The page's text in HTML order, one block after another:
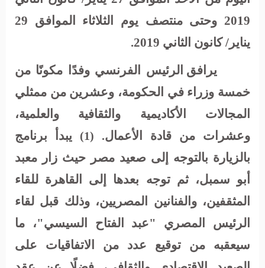
2019 وحتى منتصف يوم الثلاثاء الموافق 29
يناير/ كانون الثاني 2019.
يرافق الرئيس الفرنسي وفدًا مكونًا من
خمسة وزراء في الحكومة، وعشرين من ممثلي
المجالات الأكاديمية والثقافية والعلمية،
وعشرات من قادة الأعمال. (1)
يبدأ برنامج
بالزيارة بالتوجه إلى صعيد مصر حيث زار معبد
أبو سمبل، ثم توجه بعدها إلى القاهرة للقاء
المثقفين، والفنانين المصريين، وذلك قبل لقاء
الرئيس المصري "عبد الفتاح السيسي"، ما
سيعقبه من توقيع عدد من الاتفاقيات على